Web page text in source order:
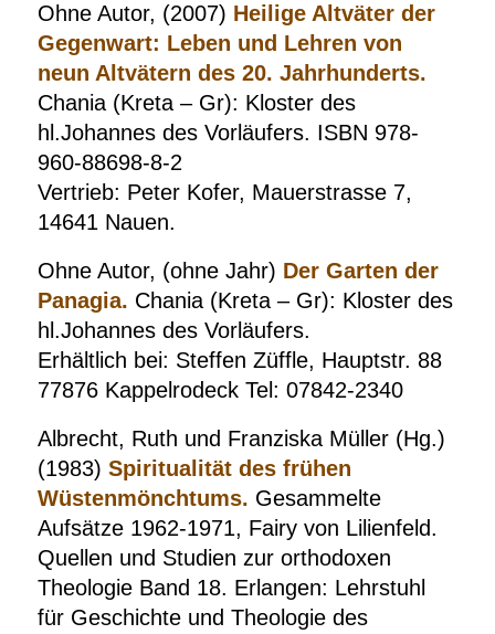
Ohne Autor, (2007) Heilige Altväter der
Gegenwart: Leben und Lehren von
neun Altvätern des 20. Jahrhunderts.
Chania (Kreta – Gr): Kloster des
hl.Johannes des Vorläufers. ISBN 978-
960-88698-8-2
Vertrieb: Peter Kofer, Mauerstrasse 7,
14641 Nauen.
Ohne Autor, (ohne Jahr) Der Garten der
Panagia. Chania (Kreta – Gr): Kloster des
hl.Johannes des Vorläufers.
Erhältlich bei: Steffen Züffle, Hauptstr. 88
77876 Kappelrodeck Tel: 07842-2340
Albrecht, Ruth und Franziska Müller (Hg.)
(1983) Spiritualität des frühen
Wüstenmönchtums. Gesammelte
Aufsätze 1962-1971, Fairy von Lilienfeld.
Quellen und Studien zur orthodoxen
Theologie Band 18. Erlangen: Lehrstuhl
für Geschichte und Theologie des